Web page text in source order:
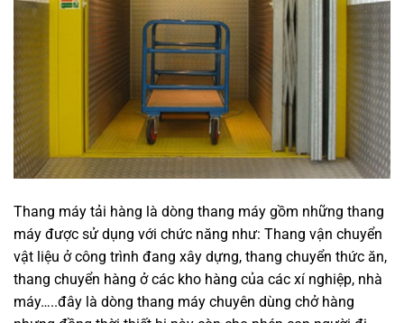
Thang máy tải hàng là dòng thang máy gồm những thang
máy được sử dụng với chức năng như: Thang vận chuyển
vật liệu ở công trình đang xây dựng, thang chuyển thức ăn,
thang chuyển hàng ở các kho hàng của các xí nghiệp, nhà
máy…..đây là dòng thang máy chuyên dùng chở hàng